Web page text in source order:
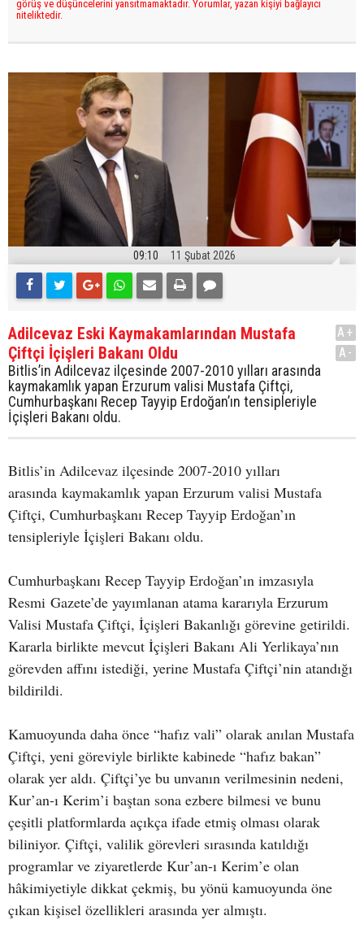
görüş ve düşüncelerini yansıtmamaktadır. Yorumlar, yazan kişiyi bağlayıcı
niteliktedir.
09:10 11 Şubat 2026
Adilcevaz Eski Kaymakamlarından Mustafa
Çiftçi İçişleri Bakanı Oldu
Bitlis’in Adilcevaz ilçesinde 2007-2010 yılları arasında
kaymakamlık yapan Erzurum valisi Mustafa Çiftçi,
Cumhurbaşkanı Recep Tayyip Erdoğan’ın tensipleriyle
İçişleri Bakanı oldu.
A+
A-
Bitlis’in Adilcevaz ilçesinde 2007-2010 yılları
arasında kaymakamlık yapan Erzurum valisi Mustafa
Çiftçi, Cumhurbaşkanı Recep Tayyip Erdoğan’ın
tensipleriyle İçişleri Bakanı oldu.
Cumhurbaşkanı Recep Tayyip Erdoğan’ın imzasıyla
Resmi Gazete’de yayımlanan atama kararıyla Erzurum
Valisi Mustafa Çiftçi, İçişleri Bakanlığı görevine getirildi.
Kararla birlikte mevcut İçişleri Bakanı Ali Yerlikaya’nın
görevden affını istediği, yerine Mustafa Çiftçi’nin atandığı
bildirildi.
Kamuoyunda daha önce “hafız vali” olarak anılan Mustafa
Çiftçi, yeni göreviyle birlikte kabinede “hafız bakan”
olarak yer aldı. Çiftçi’ye bu unvanın verilmesinin nedeni,
Kur’an-ı Kerim’i baştan sona ezbere bilmesi ve bunu
çeşitli platformlarda açıkça ifade etmiş olması olarak
biliniyor. Çiftçi, valilik görevleri sırasında katıldığı
programlar ve ziyaretlerde Kur’an-ı Kerim’e olan
hâkimiyetiyle dikkat çekmiş, bu yönü kamuoyunda öne
çıkan kişisel özellikleri arasında yer almıştı.